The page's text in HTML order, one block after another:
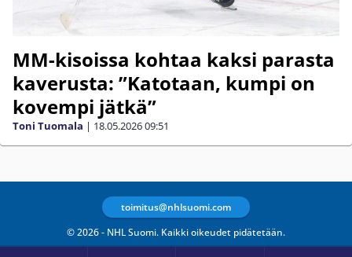
MM-kisoissa kohtaa kaksi parasta
kaverusta: ”Katotaan, kumpi on
kovempi jätkä”
Toni Tuomala | 18.05.202609:51
© 2026 - NHL Suomi. Kaikki oikeudet pidätetään.
toimitus@nhlsuomi.com